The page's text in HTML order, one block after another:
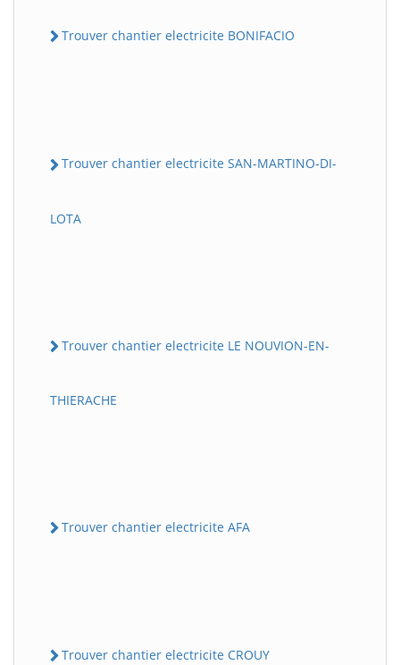
Trouver chantier electricite BONIFACIO
Trouver chantier electricite SAN-MARTINO-DI-
LOTA
Trouver chantier electricite LE NOUVION-EN-
THIERACHE
Trouver chantier electricite AFA
Trouver chantier electricite CROUY